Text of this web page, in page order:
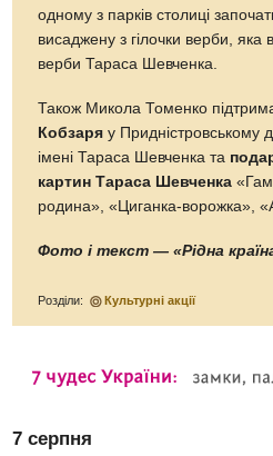
одному з парків столиці
висаджену з гілочки верби, яка
верби Тараса Шевченка.
Також Микола Томенко
Кобзаря у Придністровському
імені Тараса Шевченка та
картин Тараса Шевченка
родина», «Циганка-ворожка»,
Фото і текст — «Рідна
Розділи: Культурні акції
7 серпня